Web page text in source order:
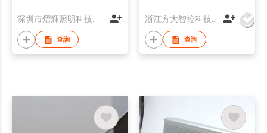
查詢 查詢